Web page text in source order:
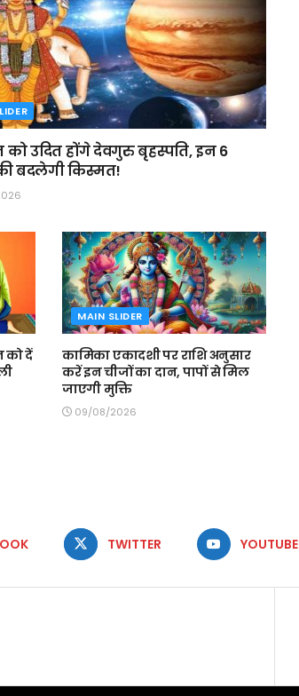
को उदित होंगे देवगुरु बृहस्पति, इन 6
बदलेगी किस्मत!
को दें
MAIN SLIDER
कामिका एकादशी पर राशि अनुसार
करें इन चीजों का दान, पापों से मिल
जाएगी मुक्ति
09/08/2026
TWITTER YOUTUBE